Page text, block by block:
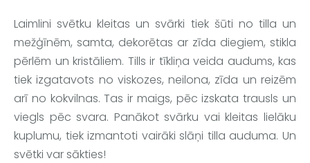
Laimlini svētku kleitas un svārki tiek šūti no tilla un
mežģīnēm, samta, dekorētas ar zīda diegiem, stikla
pērlēm un kristāliem. Tills ir tīkliņa veida audums, kas
tiek izgatavots no viskozes, neilona, zīda un reizēm
arī no kokvilnas. Tas ir maigs, pēc izskata trausls un
viegls pēc svara. Panākot svārku vai kleitas lielāku
kuplumu, tiek izmantoti vairāki slāņi tilla auduma. Un
svētki var sākties!